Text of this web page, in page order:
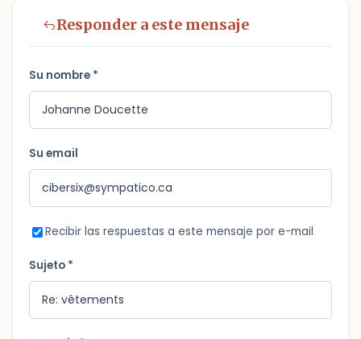
Responder a este mensaje
Su nombre *
Su email
Recibir las respuestas a este mensaje por e-mail
Sujeto *